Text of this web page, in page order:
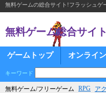
無料ゲームの総合サイト!フラッシュゲ
無料ゲーム総合サイト
ゲームトップ オンライ
キーワード
無料ゲーム/フリーゲーム RPG ア